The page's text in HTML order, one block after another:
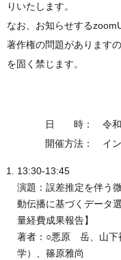
りいたします。
なお、お知らせする
著作権の問題があります
を固く禁じます。
日 時： 令和4年7
開催方法： インタ
13:30-13:45
演題：誤差推定を伴う
動伝播に基づくデータ
量経費成果報告】
著者：○悪原 岳、山下
学）、篠原雅尚